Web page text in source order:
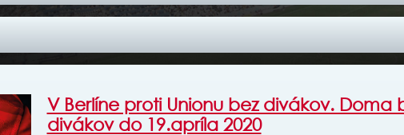
V Berlíne proti Unionu bez divákov. Doma
divákov do 19.apríla 2020